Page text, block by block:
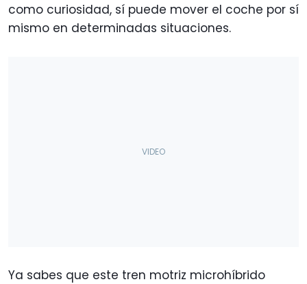
como curiosidad, sí puede mover el coche por sí
mismo en determinadas situaciones.
Ya sabes que este tren motriz microhíbrido